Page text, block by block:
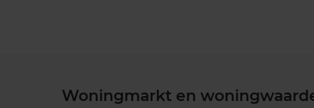
Woningmarkt en